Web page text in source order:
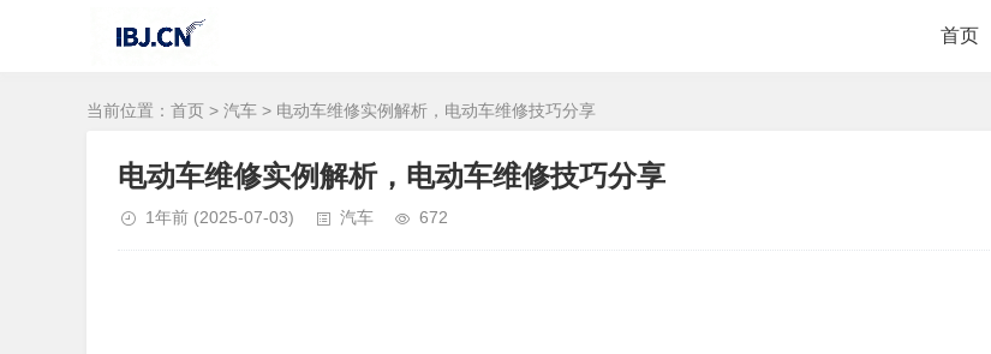
首页
当前位置： 首页 > 汽车 > 电动车维修实例解析，电动车维修技巧分享
电动车维修实例解析，电动车维修技巧分享
1年前 (2025-07-03) 汽车 672